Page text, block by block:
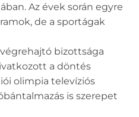
Az évek során egyre
de a sportágak
bizottsága
a döntés
olimpia televíziós
is szerepet